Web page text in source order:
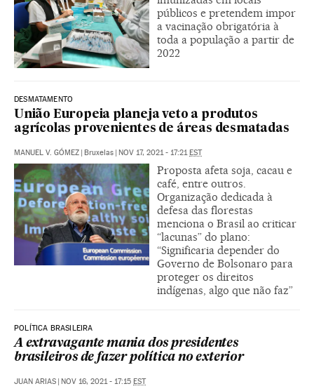
públicos e pretendem impor
a vacinação obrigatória à
toda a população a partir de
2022
DESMATAMENTO
União Europeia planeja veto a produtos
agrícolas provenientes de áreas desmatadas
MANUEL V. GÓMEZ | Bruxelas | NOV 17, 2021 - 17:21EST
Proposta afeta soja, cacau e
café, entre outros.
Organização dedicada à
defesa das florestas
menciona o Brasil ao criticar
“lacunas” do plano:
“Significaria depender do
Governo de Bolsonaro para
proteger os direitos
indígenas, algo que não faz”
POLÍTICA BRASILEIRA
A extravagante mania dos presidentes
brasileiros de fazer política no exterior
JUAN ARIAS | NOV 16, 2021 - 17:15 EST